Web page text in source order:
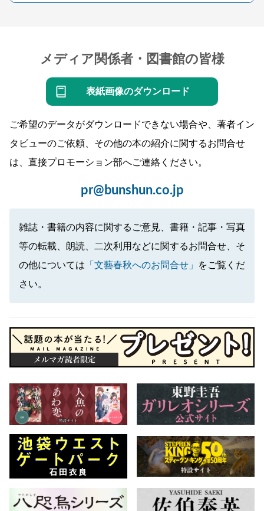
メディア関係者・図書館の皆様
表紙画像のダウンロード
ご希望のデータがダウンロードできない場合や、著者イン
タビューのご依頼、その他の本の紹介に関するお問合せ
は、直接プロモーション部へご連絡ください。
pr@bunshun.co.jp
雑誌・書籍の内容に関するご意見、書籍・記事・写真
等の転載、朗読、二次利用などに関するお問合せ、そ
の他については 「文藝春秋へのお問合せ」
をご覧くだ
さい。